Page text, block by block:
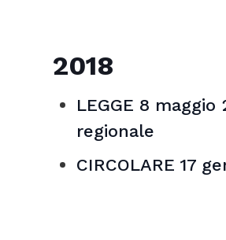
2018
LEGGE 8
regionale
CIRCOLARE 17